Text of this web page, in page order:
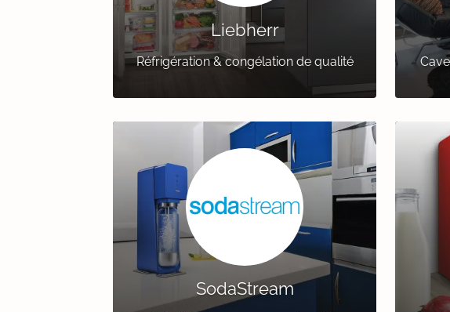
Liebherr
Réfrigération & congélation de qualité
SodaStream